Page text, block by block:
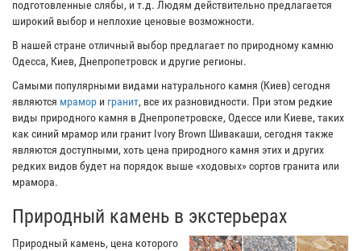
подготовленные слябы, и т.д. Людям действительно предлагается
широкий выбор и неплохие ценовые возможности.
В нашей стране отличный выбор предлагает по природному камню
Одесса, Киев, Днепропетровск и другие регионы.
Самыми популярными видами натурального камня (Киев) сегодня
являются мрамор и гранит, все их разновидности. При этом редкие
виды природного камня в Днепропетровске, Одессе или Киеве, таких
как синий мрамор или гранит Ivory Brown Шивакаши, сегодня также
являются доступными, хоть цена природного камня этих и других
редких видов будет на порядок выше «ходовых» сортов гранита или
мрамора.
Природный камень в экстерьерах
Природный камень, цена которого